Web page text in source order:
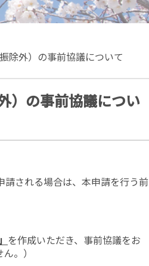
除外）の事前協議について
）の事前協議につい
される場合は、本申請を行う前
を作成いただき、事前協議をお
。）